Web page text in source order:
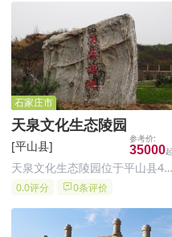
脉，距石家庄 23 公里，装院路
南行转石赞公路即到
石家庄市
天泉文化生态陵园
[平山县] 35000
天泉文化生态陵园位于平山县4A
级小镇温塘镇西侧3公里处，毗
山，左有龙山之吉祥，右傍虎山
之青翠，前观将相之胜景，后靠
0.0评分 0条评价